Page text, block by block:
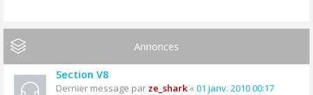
Annonces
Section V8
Dernier message par ze_shark« 01 janv. 2010 00:17